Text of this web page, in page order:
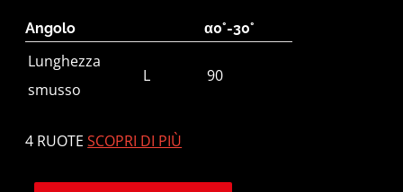
Angolo α0°-30°
Lunghezza
smusso
L 90
4 RUOTESCOPRI DI PIÙ